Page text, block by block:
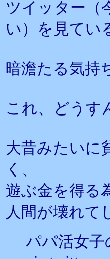
ツイッター（
い）を見てい
暗澹たる気持
これ、どうす
大昔みたいに
く、
遊ぶ金を得る
人間が壊れて
パパ活女子